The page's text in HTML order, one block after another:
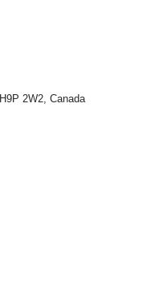
2W2, Canada